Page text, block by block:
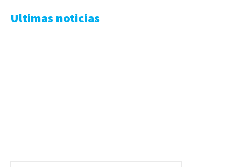
Ultimas noticias